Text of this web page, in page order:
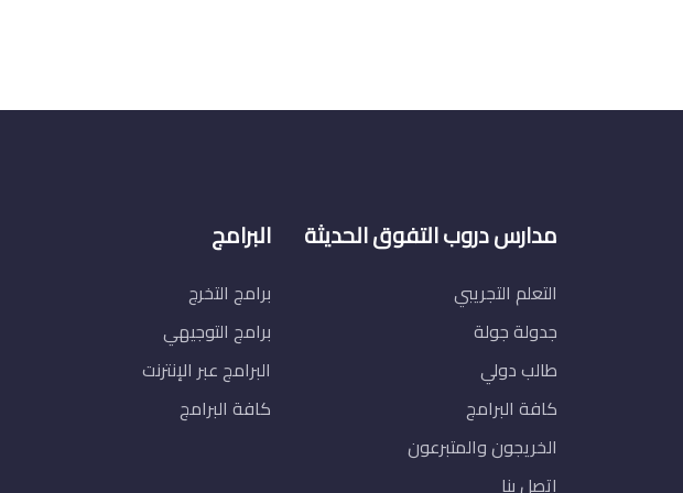
مدارس دروب التفوق الحديثة
التعلم التجريبي
جدولة جولة
طالب دولي
كافة البرامج
الخريجون والمتبرعون
اتصل بنا
البرامج
برامج التخرج
برامج التوجيهي
البرامج عبر الإنترنت
كافة البرامج